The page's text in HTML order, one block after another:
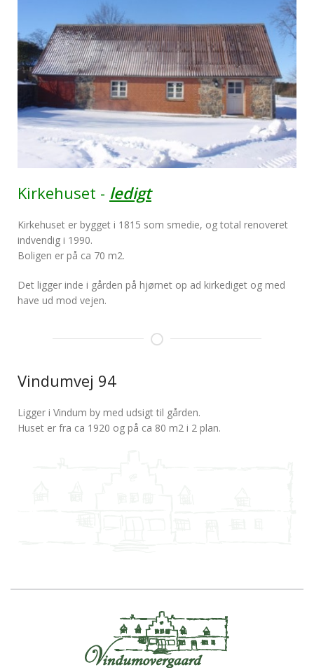
Kirkehuset - ledigt
Kirkehuset er bygget i 1815 som smedie, og total renoveret
indvendig i 1990.
Boligen er på ca 70 m2.
Det ligger inde i gården på hjørnet op ad kirkediget og med
have ud mod vejen.
Vindumvej 94
Ligger i Vindum by med udsigt til gården.
Huset er fra ca 1920 og på ca 80 m2 i 2 plan.